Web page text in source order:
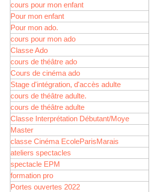
cours pour mon enfant
Pour mon enfant
Pour mon ado.
cours pour mon ado
Classe Ado
cours de théâtre ado
Cours de cinéma ado
Stage d'intégration, d'accès adulte
cours de théâtre adulte.
cours de théâtre adulte
Classe Interprétation Débutant/Moye
Master
classe Cinéma EcoleParisMarais
ateliers spectacles
spectacle EPM
formation pro
Portes ouvertes 2022